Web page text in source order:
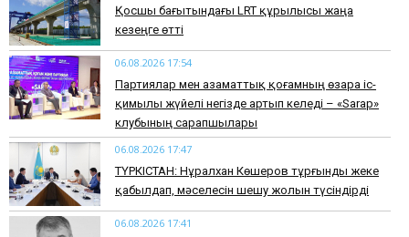
Қосшы бағытындағы LRT құрылысы жаңа
кезеңге өтті
06.08.2026 17:54
Партиялар мен азаматтық қоғамның өзара іс-
қимылы жүйелі негізде артып келеді – «Sarap»
клубының сарапшылары
06.08.2026 17:47
ТҮРКІСТАН: Нұралхан Көшеров тұрғынды жеке
қабылдап, мәселесін шешу жолын түсіндірді
06.08.2026 17:41